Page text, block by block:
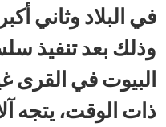
في البلاد وثاني
وذلك بعد تنفيذ
البيوت في القرى
ذات الوقت، يتجه